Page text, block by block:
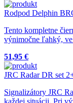
Rodpod Delphin
Tento kompletne
výnimočne ľahký,
51,95 €
JRC Radar DR set
Signalizátory JRC
každej situácii. Pri